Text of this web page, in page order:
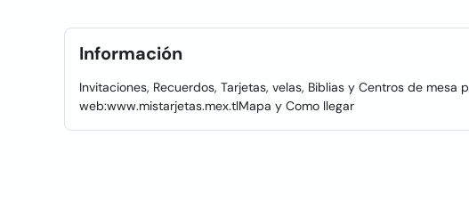
Información
Invitaciones, Recuerdos, Tarjetas, velas, Biblias y Centros de
web:www.mistarjetas.mex.tlMapa y Como llegar